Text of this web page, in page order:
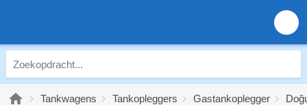
Tankwagens Tankopleggers Gastankoplegger